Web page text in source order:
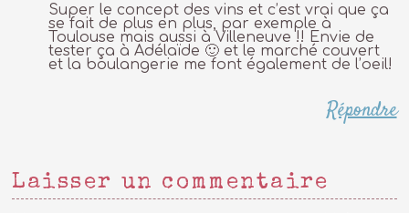
Super le concept des vins et c’est vrai que ça
se fait de plus en plus, par exemple à
Toulouse mais aussi à Villeneuve !! Envie de
tester ça à Adélaïde 🙂 et le marché couvert
et la boulangerie me font également de l’oeil!
Répondre
Laisser un commentaire